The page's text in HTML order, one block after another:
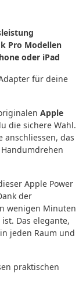
Pro Modellen
oder iPad
für deine
Apple
die sichere Wahl.
anschliessen, das
Handumdrehen
Apple Power
der
wenigen Minuten
Das elegante,
jeden Raum und
praktischen